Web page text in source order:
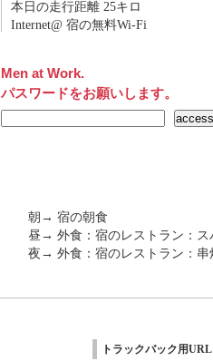
本日の走行距離 25キロ
Internet@ 宿の無料Wi-Fi
Men at Work.
パスワードをお願いします。
朝→ 宿の朝食
昼→ 外食：宿のレストラン：ス
夜→ 外食：宿のレストラン：串
トラックバック用URL